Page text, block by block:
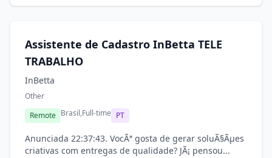
Assistente de Cadastro InBetta TELE
TRABALHO
InBetta
Other
Remote Brasil,Full-time PT
Anunciada 22:37:43. VocÃª gosta de gerar soluÃ§Ãµes
criativas com entregas de qualidade? JÃ¡ pensou...